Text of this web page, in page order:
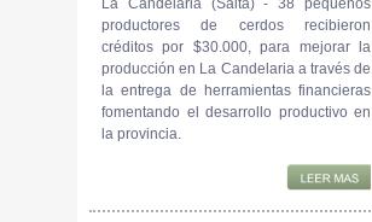
La Candelaria (Salta) - 38 pequeños
productores de cerdos recibieron
créditos por $30.000, para mejorar la
producción en La Candelaria a través de
la entrega de herramientas financieras
fomentando el desarrollo productivo en
la provincia.